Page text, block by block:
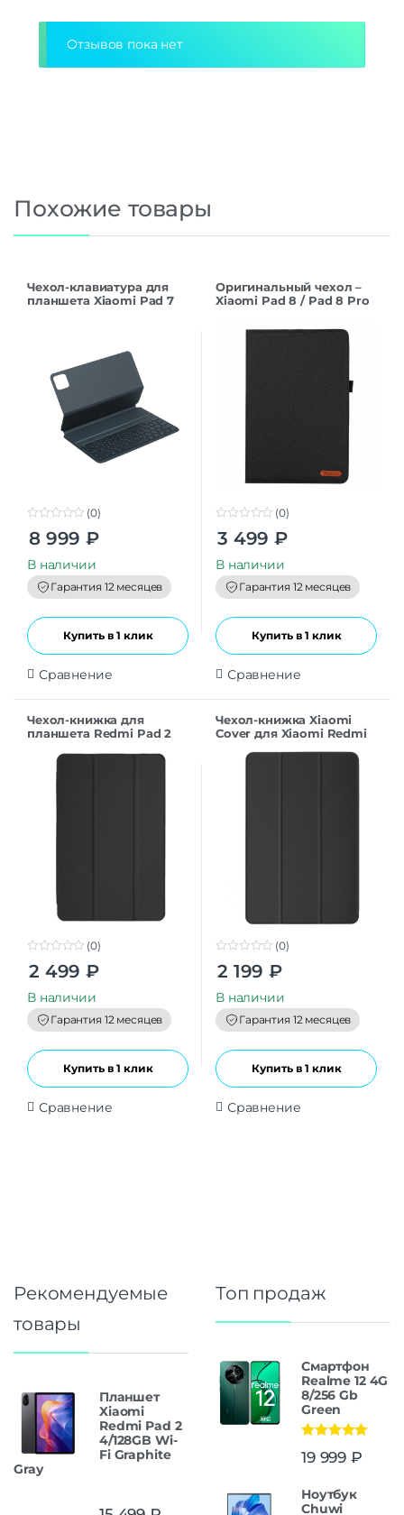
Отзывов пока нет
Похожие товары
Чехол-клавиатура для
планшета Xiaomi Pad 7
o
t
o
f
5
(0)
8 999 ₽
В наличии
Гарантия 12 месяцев
Купить в 1 клик
Сравнение
Оригинальный чехол –
Xiaomi Pad 8 / Pad 8 Pro
o
t
o
f
5
(0)
3 499 ₽
В наличии
Гарантия 12 месяцев
Купить в 1 клик
Сравнение
Чехол-книжка для
планшета Redmi Pad 2
o
t
o
f
5
(0)
2 499 ₽
В наличии
Гарантия 12 месяцев
Купить в 1 клик
Сравнение
Чехол-книжка Xiaomi
Cover для Xiaomi Redmi
Оригинал
o
t
o
f
5
(0)
2 199 ₽
В наличии
Гарантия 12 месяцев
Купить в 1 клик
Сравнение
Рекомендуемые
товары
Планшет
Xiaomi
Redmi Pad 2
4/128GB Wi-
Fi Graphite
Gray
Топ продаж
Смартфон
Realme 12 4G
8/256 Gb
Green
из 5
19 999 ₽
Ноутбук
Chuwi